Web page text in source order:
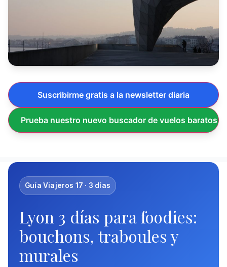
Suscribirme gratis a la newsletter diaria
Prueba nuestro nuevo buscador de vuelos baratos
Guía Viajeros 17 · 3 días
Lyon 3 días para foodies:
bouchons, traboules y
murales